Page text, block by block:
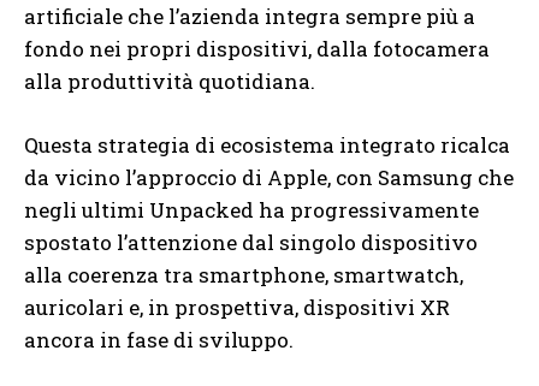
artificiale che l’azienda integra sempre più a
fondo nei propri dispositivi, dalla fotocamera
alla produttività quotidiana.
Questa strategia di ecosistema integrato ricalca
da vicino l’approccio di Apple, con Samsung che
negli ultimi Unpacked ha progressivamente
spostato l’attenzione dal singolo dispositivo
alla coerenza tra smartphone, smartwatch,
auricolari e, in prospettiva, dispositivi XR
ancora in fase di sviluppo.